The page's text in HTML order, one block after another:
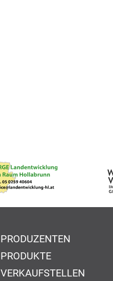
PRODUZENTEN
PRODUKTE
VERKAUFSTELLEN